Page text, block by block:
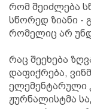
რომ შეიძლება
სწორედ ზიანი -
რომელიც არ
რაც შეეხება
დაფიქრება,
ელემენტარული
ჟურნალისტმა